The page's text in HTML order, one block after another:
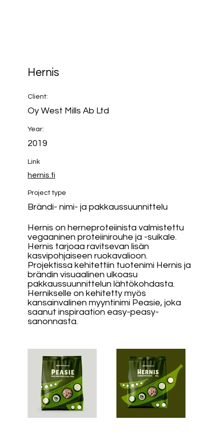
Hernis
Client:
Oy West Mills Ab Ltd
Year:
2019
Link
hernis.fi
Project type
Brändi- nimi- ja pakkaussuunnittelu
Hernis on herneproteiinista valmistettu
vegaaninen proteiinirouhe ja -suikale.
Hernis tarjoaa ravitsevan lisän
kasvipohjaiseen ruokavalioon.
Projektissa kehitettiin tuotenimi Hernis ja
brändin visuaalinen ulkoasu
pakkaussuunnittelun lähtökohdasta.
Hernikselle on kehitetty myös
kansainvalinen myyntinimi Peasie, joka
saanut inspiraation easy-peasy-
sanonnasta.